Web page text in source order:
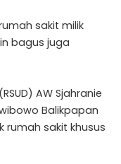
sakit milik
bagus juga
AW Sjahranie
Balikpapan
rumah sakit khusus